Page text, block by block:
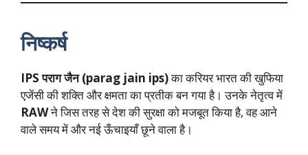
निष्कर्ष
IPS पराग जैन (parag jain ips)का करियर भारत की खुफिया
एजेंसी की शक्ति और क्षमता का प्रतीक बन गया है। उनके नेतृत्व में
RAWने जिस तरह से देश की सुरक्षा को मजबूत किया है, वह आने
वाले समय में और नई ऊँचाइयाँ छूने वाला है।